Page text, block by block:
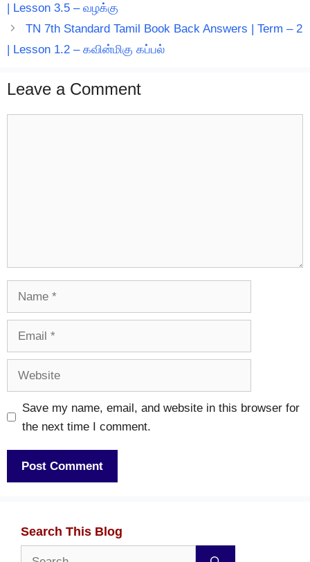
| Lesson 3.5 – வழக்கு
TN 7th Standard Tamil Book Back Answers | Term – 2
| Lesson 1.2 – கவின்மிகு கப்பல்
Leave a Comment
Name
Email
Website
Save my name, email, and website in this browser for
the next time I comment.
Search This Blog
Search